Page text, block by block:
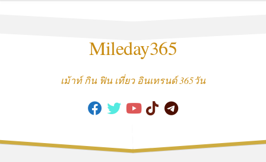
Mileday365
เม้าท์ กิน ฟิน เที่ยว อินเทรนด์ 365วัน